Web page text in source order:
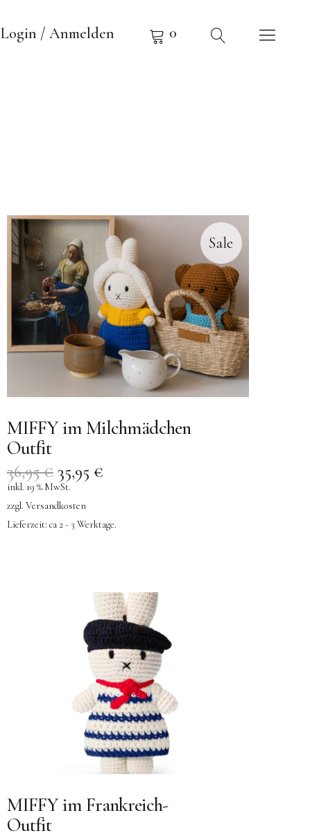
Login / Anmelden 0
Sale
MIFFY im Milchmädchen
Outfit
36,95€ 35,95 €
inkl. 19 % MwSt.
zzgl. Versandkosten
Lieferzeit: ca 2 - 3 Werktage.
MIFFY im Frankreich-
Outfit